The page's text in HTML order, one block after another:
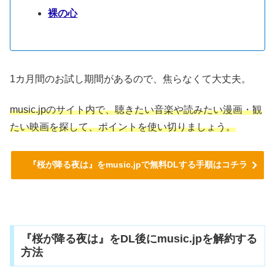
裸の心
1カ月間のお試し期間があるので、焦らなくて大丈夫。
music.jpのサイト内で、聴きたい音楽や読みたい漫画・観
たい映画を探して、ポイントを使い切りましょう。
『桜が降る夜は』をmusic.jpで無料DLする手順はコチラ
『桜が降る夜は』をDL後にmusic.jpを解約する
方法